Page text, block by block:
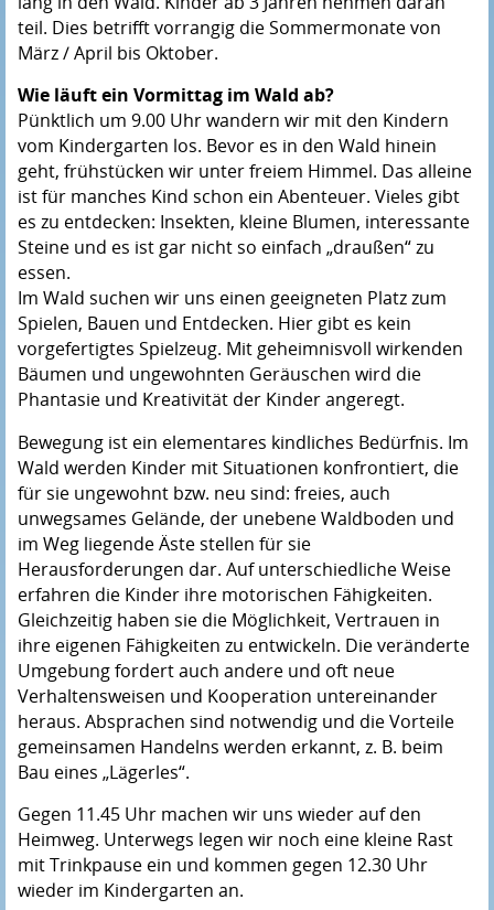
teil. Dies betrifft vorrangig die Sommermonate von
März / April bis Oktober.
Wie läuft ein Vormittag im Wald ab?
Pünktlich um 9.00 Uhr wandern wir mit den Kindern
vom Kindergarten los. Bevor es in den Wald hinein
geht, frühstücken wir unter freiem Himmel. Das alleine
ist für manches Kind schon ein Abenteuer. Vieles gibt
es zu entdecken: Insekten, kleine Blumen, interessante
Steine und es ist gar nicht so einfach „draußen“ zu
essen.
Im Wald suchen wir uns einen geeigneten Platz zum
Spielen, Bauen und Entdecken. Hier gibt es kein
vorgefertigtes Spielzeug. Mit geheimnisvoll wirkenden
Bäumen und ungewohnten Geräuschen wird die
Phantasie und Kreativität der Kinder angeregt.
Bewegung ist ein elementares kindliches Bedürfnis. Im
Wald werden Kinder mit Situationen konfrontiert, die
für sie ungewohnt bzw. neu sind: freies, auch
unwegsames Gelände, der unebene Waldboden und
im Weg liegende Äste stellen für sie
Herausforderungen dar. Auf unterschiedliche Weise
erfahren die Kinder ihre motorischen Fähigkeiten.
Gleichzeitig haben sie die Möglichkeit, Vertrauen in
ihre eigenen Fähigkeiten zu entwickeln. Die veränderte
Umgebung fordert auch andere und oft neue
Verhaltensweisen und Kooperation untereinander
heraus. Absprachen sind notwendig und die Vorteile
gemeinsamen Handelns werden erkannt, z. B. beim
Bau eines „Lägerles“.
Gegen 11.45 Uhr machen wir uns wieder auf den
Heimweg. Unterwegs legen wir noch eine kleine Rast
mit Trinkpause ein und kommen gegen 12.30 Uhr
wieder im Kindergarten an.